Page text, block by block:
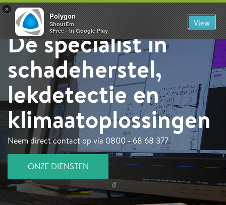
Dé specialist in
schadeherstel,
lekdetectie en
klimaatoplossingen
Neem direct contact op via 0800 - 68 68 377
ONZE DIENSTEN
×
Polygon
ShoutEm
$Free - In Google Play
View